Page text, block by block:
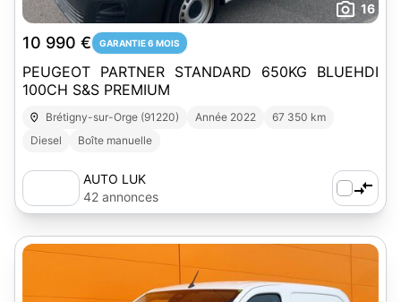
16
10 990 € GARANTIE 6 MOIS
PEUGEOT PARTNER STANDARD 650KG BLUEHDI
100CH S&S PREMIUM
Brétigny-sur-Orge (91220) Année 2022
67 350 km
Diesel
Boîte manuelle
AUTO LUK
42 annonces